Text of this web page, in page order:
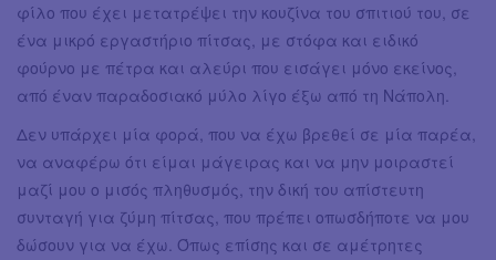
φίλο που έχει μετατρέψει την κουζίνα του σπιτιού του, σε
ένα μικρό εργαστήριο πίτσας, με στόφα και ειδικό
φούρνο με πέτρα και αλεύρι που εισάγει μόνο εκείνος,
από έναν παραδοσιακό μύλο λίγο έξω από τη Νάπολη.
Δεν υπάρχει μία φορά, που να έχω βρεθεί σε μία παρέα,
να αναφέρω ότι είμαι μάγειρας και να μην μοιραστεί
μαζί μου ο μισός πληθυσμός, την δική του απίστευτη
συνταγή για ζύμη πίτσας, που πρέπει οπωσδήποτε να μου
δώσουν για να έχω. Όπως επίσης και σε αμέτρητες